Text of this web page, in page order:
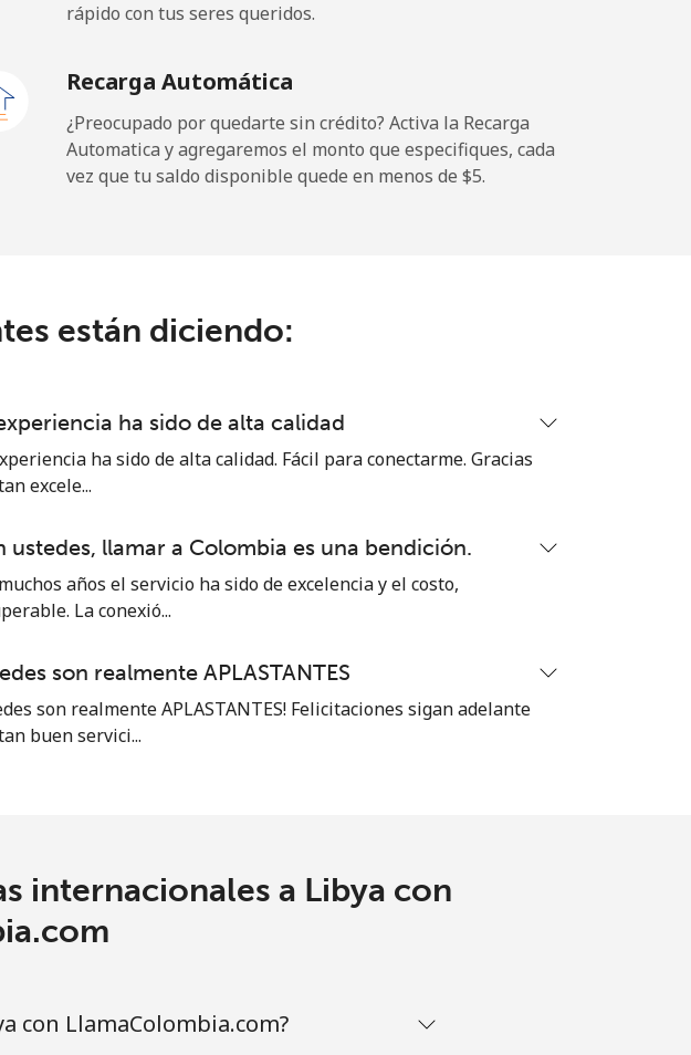
10 min por ⁦$5⁩
35 min por ⁦$5⁩
84 min por ⁦$5⁩
16 min por ⁦$5⁩
rápido con tus seres queridos.
Recarga Automática
¿Preocupado por quedarte sin crédito? Activa la Recarga
Automatica y agregaremos el monto que especifiques, cada
vez que tu saldo disponible quede en menos de ⁦$5⁩.
están diciendo:
ha sido de alta calidad
ha sido de alta calidad. Fácil para conectarme. Gracias
excele...
ustedes, llamar a Colombia es una bendición.
años el servicio ha sido de excelencia y el costo,
La conexió...
son realmente APLASTANTES
son realmente APLASTANTES! Felicitaciones sigan adelante
buen servici...
internacionales a Libya con
con LlamaColombia.com?